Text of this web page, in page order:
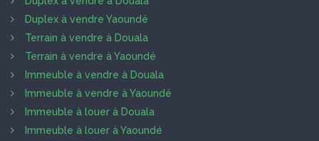
Duplex à vendre Yaoundé
Terrain à vendre à Douala
Terrain à vendre à Yaoundé
Immeuble à vendre à Douala
Immeuble à vendre à Yaoundé
Immeuble à louer à Douala
Immeuble à louer à Yaoundé